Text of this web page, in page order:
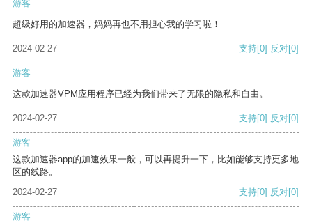
游客
超级好用的加速器，妈妈再也不用担心我的学习啦！
2024-02-27 支持[0] 反对[0]
游客
这款加速器VPM应用程序已经为我们带来了无限的隐私和自由。
2024-02-27 支持[0] 反对[0]
游客
这款加速器app的加速效果一般，可以再提升一下，比如能够支持更多地
区的线路。
2024-02-27
支持[0] 反对[0]
游客